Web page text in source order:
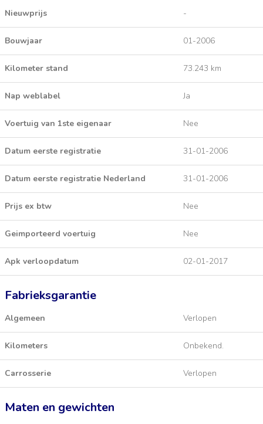
Nieuwprijs -
Bouwjaar 01-2006
Kilometer stand 73.243 km
Nap weblabel Ja
Voertuig van 1ste eigenaar Nee
Datum eerste registratie 31-01-2006
Datum eerste registratie Nederland 31-01-2006
Prijs ex btw Nee
Geimporteerd voertuig Nee
Apk verloopdatum 02-01-2017
Fabrieksgarantie
Algemeen Verlopen
Kilometers Onbekend.
Carrosserie Verlopen
Maten en gewichten